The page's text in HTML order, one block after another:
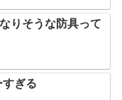
りそうな防具って
ぎる